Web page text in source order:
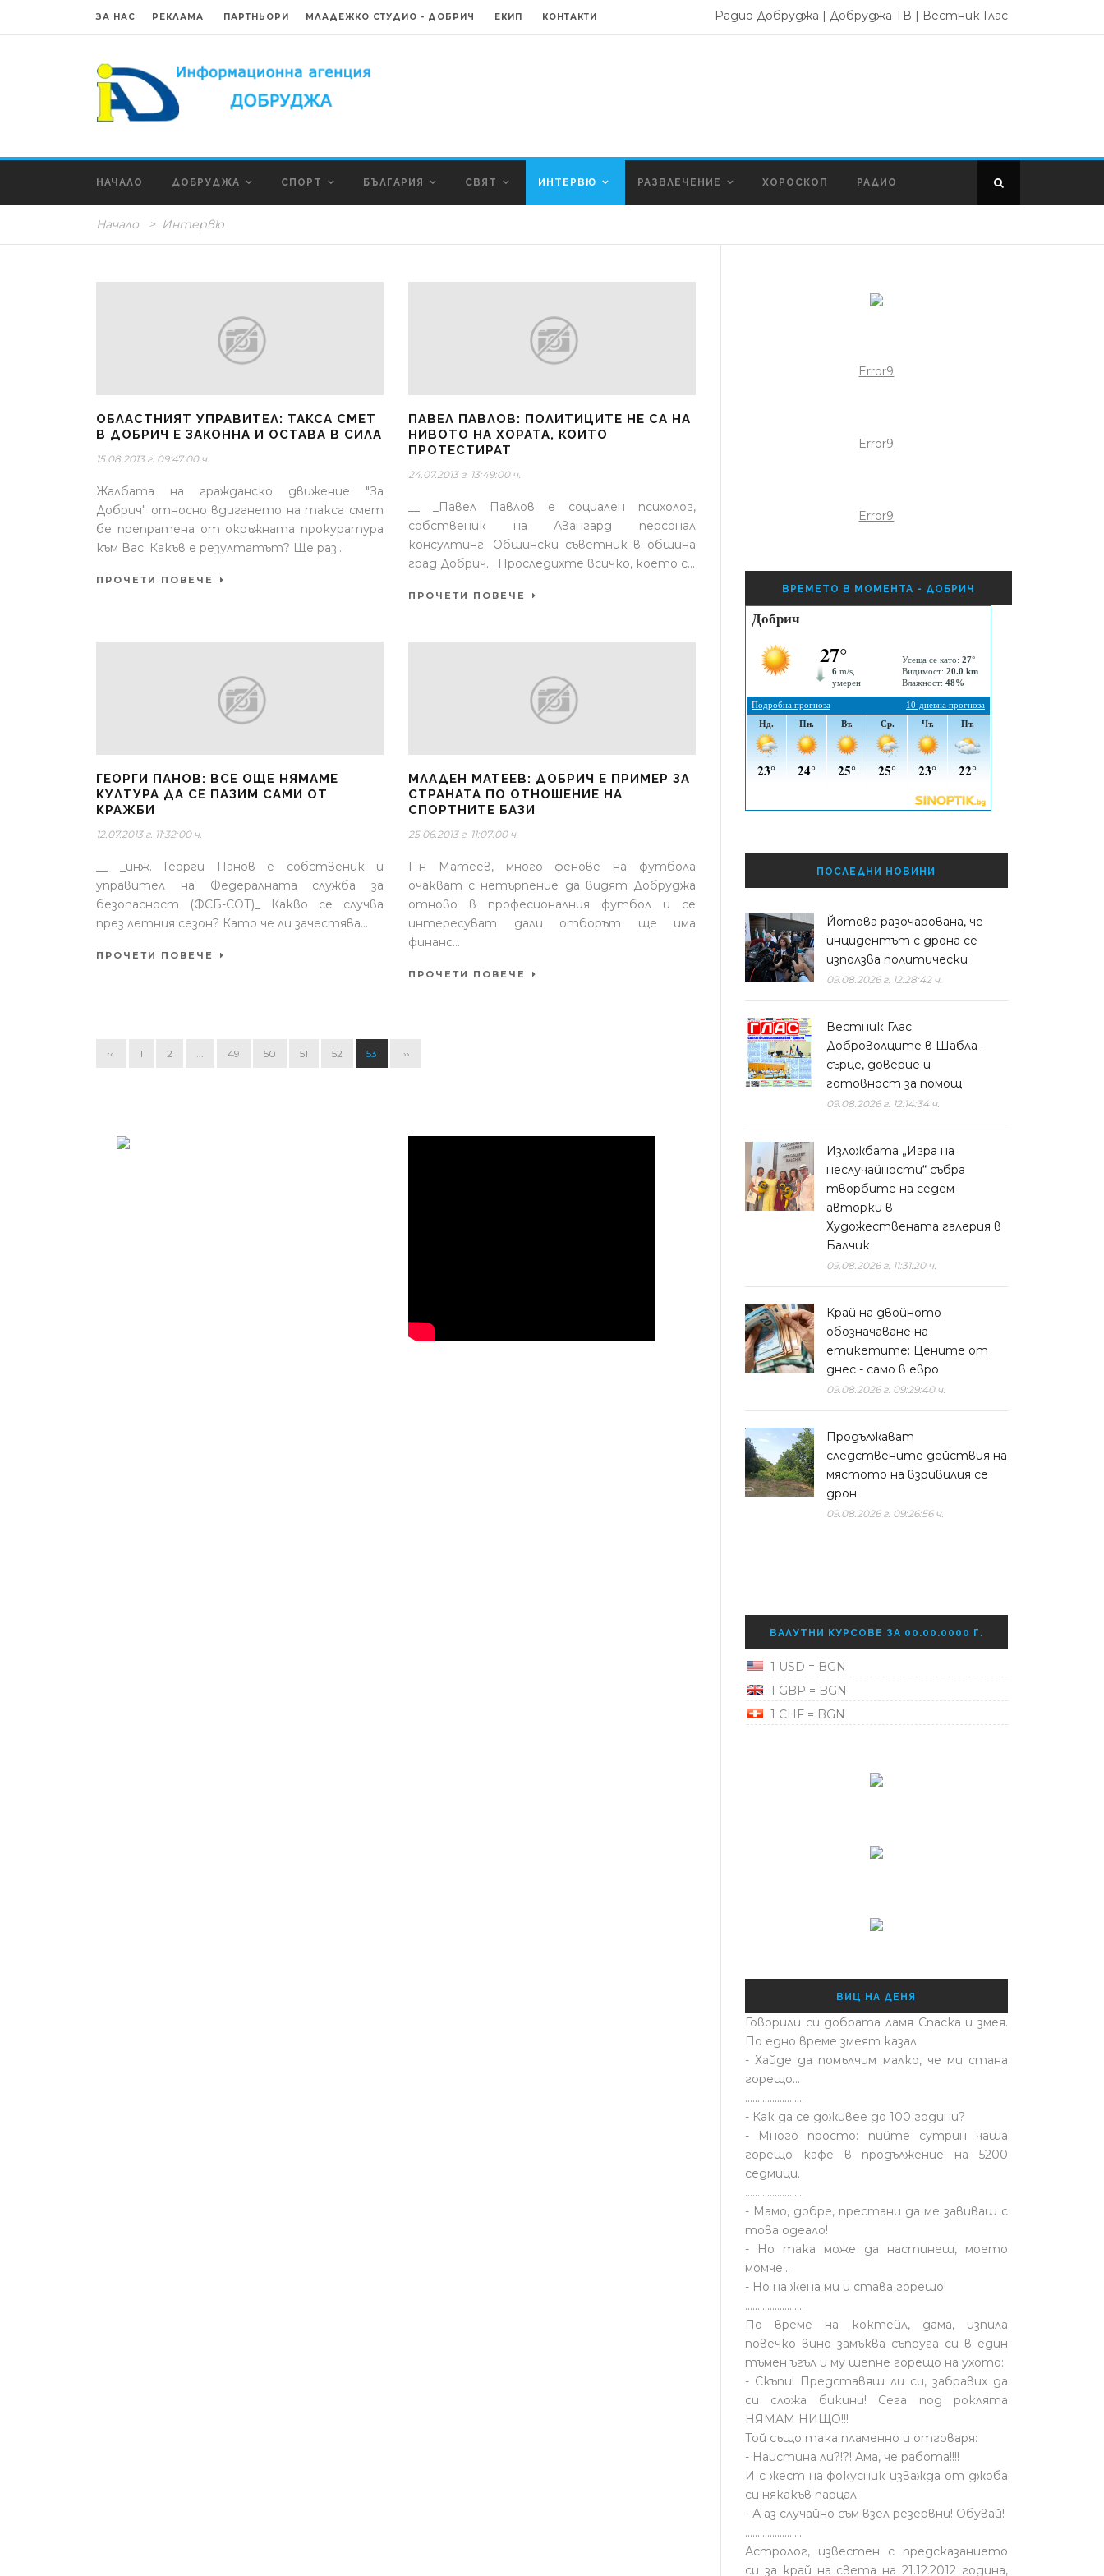
ЗА НАС РЕКЛАМА ПАРТНЬОРИ МЛАДЕЖКО СТУДИО - ДОБРИЧ ЕКИП КОНТАКТИ Радио Добруджа | Добруджа ТВ | Вестник Глас
НАЧАЛО ДОБРУДЖА СПОРТ БЪЛГАРИЯ СВЯТ ИНТЕРВЮ РАЗВЛЕЧЕНИЕ ХОРОСКОП РАДИО
Начало > Интервю
OБЛАСТНИЯТ УПРАВИТЕЛ: ТАКСА СМЕТ
В ДОБРИЧ Е ЗАКОННА И ОСТАВА В СИЛА
15.08.2013 г. 09:47:00 ч.
Жалбата на гражданско движение "За
Добрич" относно вдигането на такса смет
бе препратена от окръжната прокуратура
към Вас. Какъв е резултатът? Ще раз...
ПРОЧЕТИ ПОВЕЧЕ
ПАВЕЛ ПАВЛОВ: ПОЛИТИЦИТЕ НЕ СА НА
НИВОТО НА ХОРАТА, КОИТО
ПРОТЕСТИРАТ
24.07.2013 г. 13:49:00 ч.
__ _Павел Павлов е социален психолог,
собственик на Авангард персонал
консултинг. Общински съветник в община
град Добрич._ Проследихте всичко, което с...
ПРОЧЕТИ ПОВЕЧЕ
ГЕОРГИ ПАНОВ: ВСЕ ОЩЕ НЯМАМЕ
КУЛТУРА ДА СЕ ПАЗИМ САМИ ОТ
КРАЖБИ
12.07.2013 г. 11:32:00 ч.
__ _инж. Георги Панов e собственик и
управител на Федералната служба за
безопасност (ФСБ-СОТ)_ Какво се случва
през летния сезон? Като че ли зачестява...
ПРОЧЕТИ ПОВЕЧЕ
МЛАДЕН МАТЕЕВ: ДОБРИЧ Е ПРИМЕР ЗА
СТРАНАТА ПО ОТНОШЕНИЕ НА
СПОРТНИТЕ БАЗИ
25.06.2013 г. 11:07:00 ч.
Г-н Матеев, много фенове на футбола
очакват с нетърпение да видят Добруджа
отново в професионалния футбол и се
интересуват дали отборът ще има
финанс...
ПРОЧЕТИ ПОВЕЧЕ
‹‹ 1 2 ... 49 50 51 52 53 ››
Error9
Error9
Error9
ВРЕМЕТО В МОМЕНТА - ДОБРИЧ
ПОСЛЕДНИ НОВИНИ
Йотова разочарована, че
инцидентът с дрона се
използва политически
09.08.2026 г. 12:28:42 ч.
Вестник Глас:
Доброволците в Шабла -
сърце, доверие и
готовност за помощ
09.08.2026 г. 12:14:34 ч.
Изложбата „Игра на
неслучайности“ събра
творбите на седем
авторки в
Художествената галерия в
Балчик
09.08.2026 г. 11:31:20 ч.
Край на двойното
обозначаване на
етикетите: Цените от
днес - само в евро
09.08.2026 г. 09:29:40 ч.
Продължават
следствените действия на
мястото на взривилия се
дрон
09.08.2026 г. 09:26:56 ч.
ВАЛУТНИ КУРСОВЕ ЗА 00.00.0000 Г.
1 USD = BGN
1 GBP = BGN
1 CHF = BGN
ВИЦ НА ДЕНЯ
Говорили си добрата ламя Спаска и змея.
По едно време змеят казал:
- Хайде да помълчим малко, че ми стана
горещо...
........................
- Как да се доживее до 100 години?
- Много просто: пийте сутрин чаша
горещо кафе в продължение на 5200
седмици.
........................
- Мамо, добре, престани да ме завиваш с
това одеало!
- Но така може да настинеш, моето
момче…
- Но на жена ми и става горещо!
........................
По време на коктейл, дама, изпила
повечко вино замъква съпруга си в един
тъмен ъгъл и му шепне горещо на ухото:
- Скъпи! Представяш ли си, забравих да
си сложа бикини! Сега под роклята
НЯМАМ НИЩО!!!
Той също така пламенно и отговаря:
- Наистина ли?!?! Ама, че работа!!!!
И с жест на фокусник изважда от джоба
си някакъв парцал:
- А аз случайно съм взел резервни! Обувай!
.......................
Астролог, известен с предсказанието
си за край на света на 21.12.2012 година,